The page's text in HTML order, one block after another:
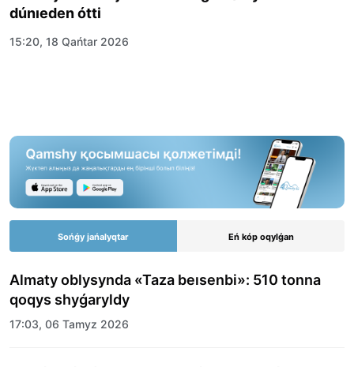
dúnıeden ótti
15:20, 18 Qańtar 2026
Sońǵy jańalyqtar Eń kóp oqylǵan
Almaty oblysynda «Taza beısenbi»: 510 tonna
qoqys shyǵaryldy
17:03, 06 Tamyz 2026